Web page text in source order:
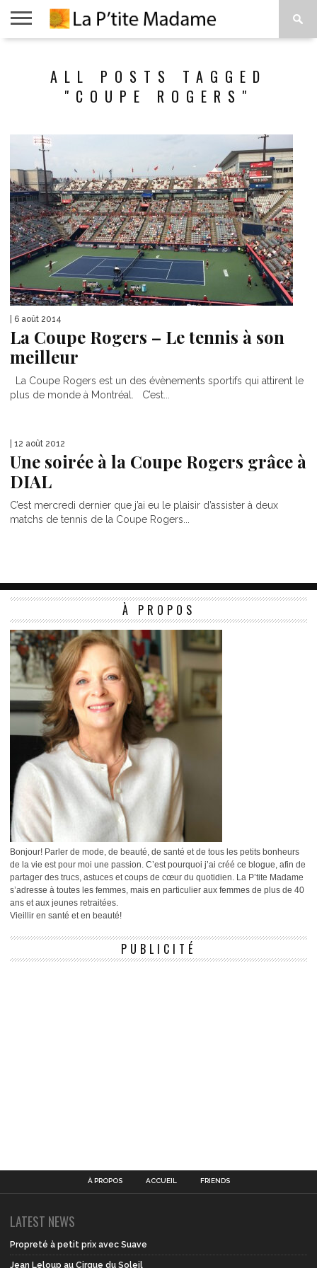
VIVRE
PROPOSALL POSTS TAGGED
"COUPE ROGERS"
| 6 août 2014
La Coupe Rogers – Le tennis à son
meilleur
La Coupe Rogers est un des évènements sportifs qui attirent le
plus de monde à Montréal. C’est...
| 12 août 2012
Une soirée à la Coupe Rogers grâce à
DIAL
C’est mercredi dernier que j’ai eu le plaisir d’assister à deux
matchs de tennis de la Coupe Rogers...
À PROPOS
Bonjour! Parler de mode, de beauté, de santé et de tous les petits bonheurs
de la vie est pour moi une passion. C’est pourquoi j’ai créé ce blogue, afin de
partager des trucs, astuces et coups de cœur du quotidien. La P’tite Madame
s’adresse à toutes les femmes, mais en particulier aux femmes de plus de 40
ans et aux jeunes retraitées.
Vieillir en santé et en beauté!
PUBLICITÉ
À PROPOS ACCUEIL FRIENDS
LATEST NEWS
Propreté à petit prix avec Suave
Jean Leloup au Cirque du Soleil